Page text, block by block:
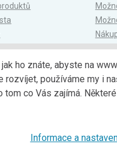
ho znáte, abyste na
rozvíjet, používáme my i
tom co Vás zajímá.
Informace a